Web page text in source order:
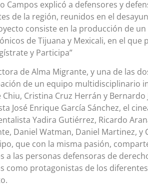
Campos explicó a defensores y
de la región, reunidos en el
consiste en la producción de
de Tijuana y Mexicali, en el
y Participa”
de Alma Migrante, y una de las
de un equipo multidisciplinario
Chiu, Cristina Cruz Herrán y
José Enrique García Sánchez, el
Yadira Gutiérrez, Ricardo
Daniel Watman, Daniel Martinez,
que con la misma pasión,
a las personas defensoras de
como protagonistas de los